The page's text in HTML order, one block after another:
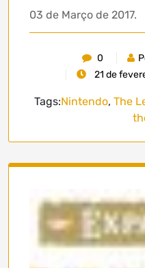
03 de Março de 2017.
0
21 de
Tags:Nintendo, The